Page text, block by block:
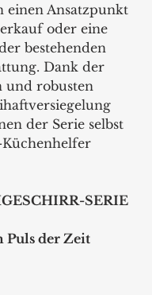
einen Ansatzpunkt
oder eine
bestehenden
Dank der
und robusten
der Serie selbst
SERIE
Puls der Zeit